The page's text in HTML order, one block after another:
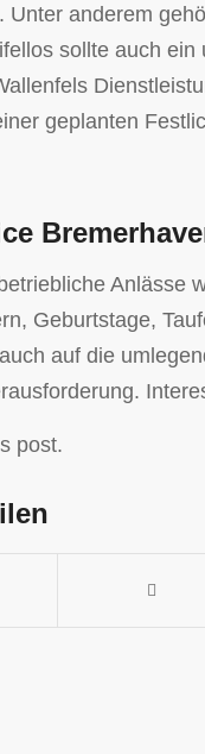
Unter anderem
sollte auch
geplanten
Anlässe
Geburtstage,
auf die
post.